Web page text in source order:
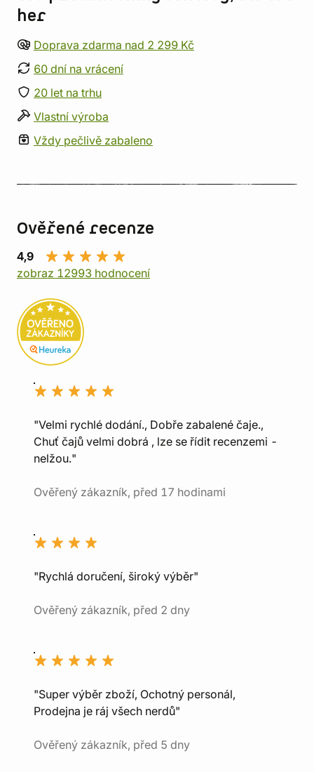
her
Doprava zdarma nad 2 299 Kč
60 dní na vrácení
20 let na trhu
Vlastní výroba
Vždy pečlivě zabaleno
Ověřené recenze
4,9
zobraz 12993 hodnocení
"Velmi rychlé dodání., Dobře zabalené čaje.,
Chuť čajů velmi dobrá , lze se řídit recenzemi -
nelžou."
Ověřený zákazník, před 17 hodinami
"Rychlá doručení, široký výběr"
Ověřený zákazník, před 2 dny
"Super výběr zboží, Ochotný personál,
Prodejna je ráj všech nerdů"
Ověřený zákazník, před 5 dny